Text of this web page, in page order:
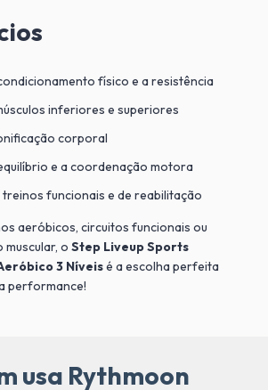
físico e a resistência
inferiores e superiores
corporal
e a coordenação motora
funcionais e de reabilitação
aeróbicos, circuitos funcionais ou
o Step Liveup Sports
3 Níveisé a escolha perfeita
performance!
usa Rythmoon